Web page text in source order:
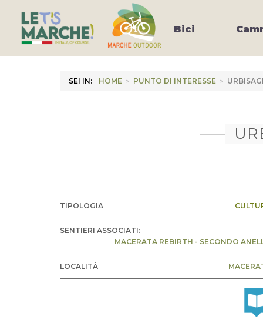
Bici
SEI IN: HOME > PUNTO DI INTERESSE >
TIPOLOGIA
SENTIERI ASSOCIATI:
MACERATA REBIRTH - SECONDO
LOCALITÀ